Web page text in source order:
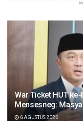
War Ticket HUT
Mensesneg:
6 AGUSTUS 2026